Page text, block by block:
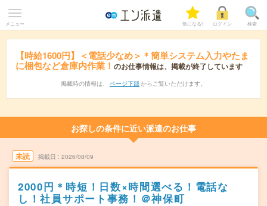
メニュー 気になる! ログイン 検索
【時給1600円】＜電話少なめ＞＊簡単システム入力やたま
に梱包など倉庫内作業！ のお仕事情報は、掲載が終了しています
掲載時の情報は、 ページ下部 からご覧いただけます。
お探しの条件に近い派遣のお仕事
未読 掲載日 2026/08/09
2000円＊時短！日数×時間選べる！電話な
し！社員サポート事務！＠神保町